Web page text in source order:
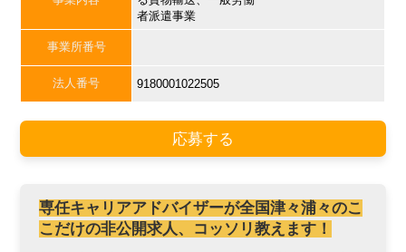
者派遣事業
事業所番号
法人番号 9180001022505
応募する
専任キャリアアドバイザーが全国津々浦々のこ
こだけの非公開求人、コッソリ教えます！